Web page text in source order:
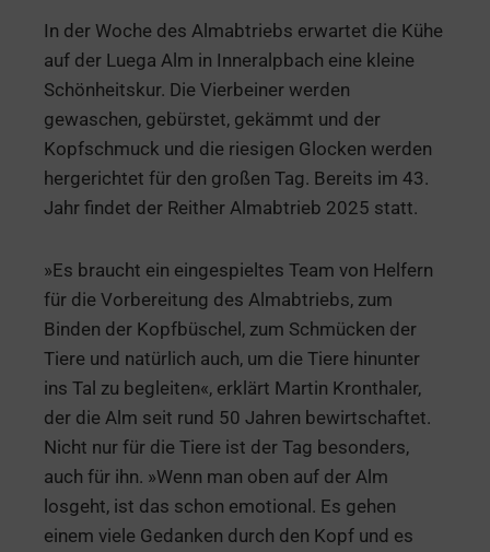
In der Woche des Almabtriebs erwartet die Kühe
auf der Luega Alm in Inneralpbach eine kleine
Schönheitskur. Die Vierbeiner werden
gewaschen, gebürstet, gekämmt und der
Kopfschmuck und die riesigen Glocken werden
hergerichtet für den großen Tag. Bereits im 43.
Jahr findet der Reither Almabtrieb 2025 statt.
»Es braucht ein eingespieltes Team von Helfern
für die Vorbereitung des Almabtriebs, zum
Binden der Kopfbüschel, zum Schmücken der
Tiere und natürlich auch, um die Tiere hinunter
ins Tal zu begleiten«, erklärt Martin Kronthaler,
der die Alm seit rund 50 Jahren bewirtschaftet.
Nicht nur für die Tiere ist der Tag besonders,
auch für ihn. »Wenn man oben auf der Alm
losgeht, ist das schon emotional. Es gehen
einem viele Gedanken durch den Kopf und es